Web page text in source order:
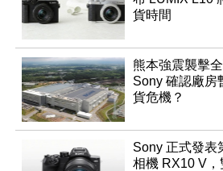
貨時間
熊本強震襲擊
Sony 確認廠房
貨危機？
Sony 正式發表
相機 RX10 V，